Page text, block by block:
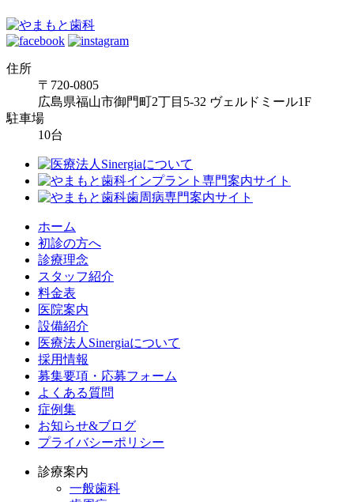
住所
〒720-0805
広島県福山市御門町2丁目5-32 ヴェルドミール1F
駐車場
10台
ホーム
初診の方へ
診療理念
スタッフ紹介
料金表
医院案内
設備紹介
医療法人Sinergiaについて
採用情報
募集要項・応募フォーム
よくある質問
症例集
お知らせ&ブログ
プライバシーポリシー
診療案内
一般歯科